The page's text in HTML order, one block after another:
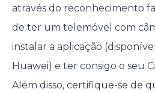
através do reconhecimento
de ter um telemóvel com
instalar a aplicação
Huawei) e ter consigo o seu
Além disso, certifique-se de